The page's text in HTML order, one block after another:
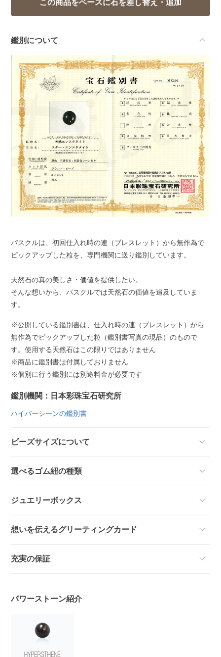
鑑別について
パスクルは、初回仕入れ時の連（ブレスレット）から無作為で
ピックアップした粒を、専門機関に送り鑑別しています。
天然石の真の美しさ・価値を提供したい。
そんな想いから、パスクルでは天然石の価値を追及していま
す。
※公開している鑑別書は、仕入れ時の連（ブレスレット）から
無作為でピックアップした粒（鑑別書写真の現品）のもので
す。使用する天然石はこの限りではありません
※商品に鑑別書は付属しておりません
※個別に行う鑑別には別途料金が必要です
鑑別機関：日本彩珠宝石研究所
ハイパーシーンの鑑別書
ビーズサイズについて
選べるゴム紐の種類
ジュエリーボックス
想いを伝えるグリーティングカード
充実の保証
パワーストーン紹介